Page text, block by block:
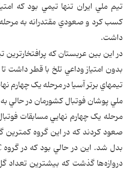
تيم ملي ايران تنها تيمي بود که
کسب کرد و صعودي مقتدرانه به
داشت.
در اين بين عربستان که
بدون امتياز وداعي تلخ با قطر داشت
تيمهاي برتر آسيا در مرحله يک چهارم
دروازه‌ها گذشت که بيشترين تعداد